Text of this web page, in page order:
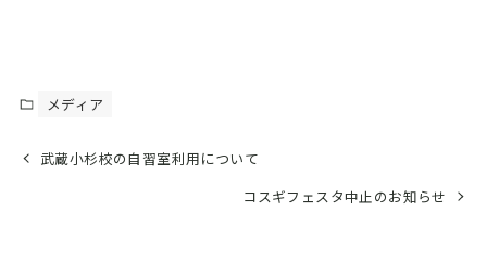
メディア
武蔵小杉校の自習室利用について
コスギフェスタ中止のお知らせ